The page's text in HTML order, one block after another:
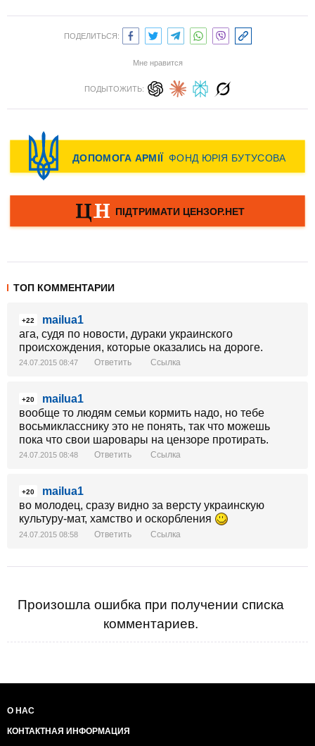
ПОДЕЛИТЬСЯ:
Мне нравится
ПОДЫТОЖИТЬ:
ТОП КОММЕНТАРИИ
+22
mailua1
ага, судя по новости, дураки украинского
происхождения, которые оказались на дороге.
24.07.2015 08:47 Ответить Ссылка
+20
mailua1
вообще то людям семьи кормить надо, но тебе
восьмикласснику это не понять, так что можешь
пока что свои шаровары на цензоре протирать.
24.07.2015 08:48 Ответить Ссылка
+20
mailua1
во молодец, сразу видно за версту украинскую
культуру-мат, хамство и оскорбления
24.07.2015 08:58 Ответить Ссылка
Произошла ошибка при получении списка
комментариев.
О НАС
КОНТАКТНАЯ ИНФОРМАЦИЯ